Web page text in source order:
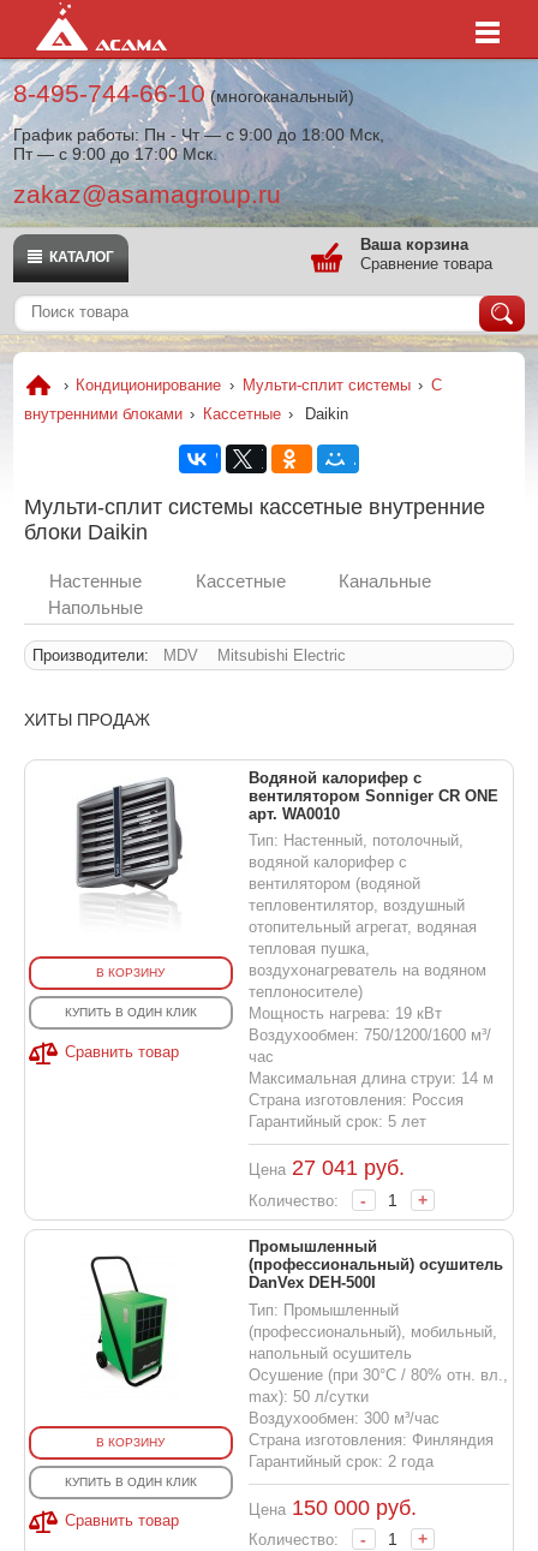
8-495-744-66-10(многоканальный)
График работы: Пн - Чт — с 9:00 до 18:00 Мск,
Пт — с 9:00 до 17:00 Мск.
zakaz@asamagroup.ru
КАТАЛОГ
Ваша корзина
Сравнение товара
› Кондиционирование › Мульти-сплит системы › С
внутренними блоками › Кассетные › Daikin
Мульти-сплит системы кассетные внутренние
блоки Daikin
Настенные Кассетные
Канальные
Напольные
Производители: MDV Mitsubishi Electric
ХИТЫ ПРОДАЖ
В КОРЗИНУ
КУПИТЬ В ОДИН КЛИК
Сравнить товар
Водяной калорифер с
вентилятором Sonniger CR ONE
арт. WA0010
Тип: Настенный, потолочный,
водяной калорифер с
вентилятором (водяной
тепловентилятор, воздушный
отопительный агрегат, водяная
тепловая пушка,
воздухонагреватель на водяном
теплоносителе)
Мощность нагрева: 19 кВт
Воздухообмен: 750/1200/1600 м³/
час
Максимальная длина струи: 14 м
Страна изготовления: Россия
Гарантийный срок: 5 лет
Цена 27 041руб.
Количество: - +
В КОРЗИНУ
КУПИТЬ В ОДИН КЛИК
Сравнить товар
Промышленный
(профессиональный) осушитель
DanVex DEH-500I
Тип: Промышленный
(профессиональный), мобильный,
напольный осушитель
Осушение (при 30°С / 80% отн. вл.,
max): 50 л/сутки
Воздухообмен: 300 м³/час
Страна изготовления: Финляндия
Гарантийный срок: 2 года
Цена 150 000руб.
Количество: - +